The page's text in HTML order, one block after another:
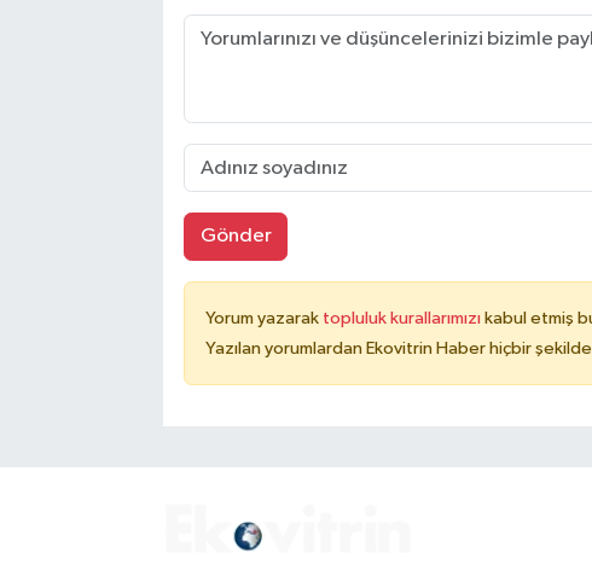
Gönder
Yorum yazarak topluluk kurallarımızı kabul etmiş
Yazılan yorumlardan Ekovitrin Haber hiçbir